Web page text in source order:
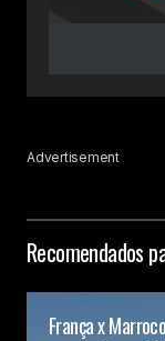
Advertisement
Recomendados
França x